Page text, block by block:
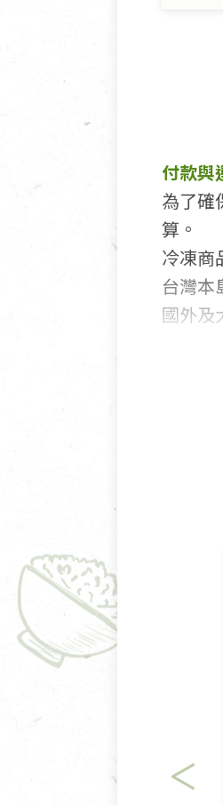
付款與
為了確
算。
冷凍商
台灣本
國外及
若您
依消
不適
以數
VCD
衣飾
美容
內衣
退貨。